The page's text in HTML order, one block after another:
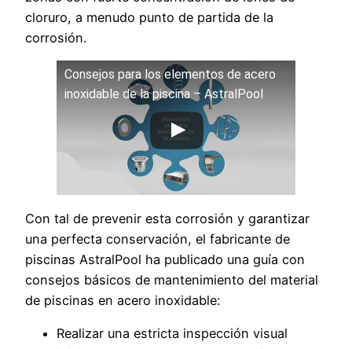
cloruro, a menudo punto de partida de la
corrosión.
Consejos para los elementos de acero
inoxidable de la piscina – AstralPool
Con tal de prevenir esta corrosión y garantizar
una perfecta conservación, el fabricante de
piscinas AstralPool ha publicado una guía con
consejos básicos de mantenimiento del material
de piscinas en acero inoxidable:
Realizar una estricta inspección visual